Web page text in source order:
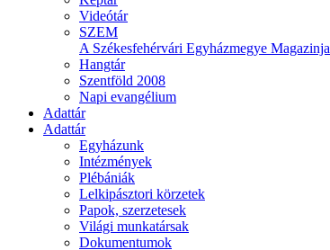
Videótár
SZEM
A Székesfehérvári Egyházmegye Magazinja
Hangtár
Szentföld 2008
Napi evangélium
Adattár
Adattár
Egyházunk
Intézmények
Plébániák
Lelkipásztori körzetek
Papok, szerzetesek
Világi munkatársak
Dokumentumok